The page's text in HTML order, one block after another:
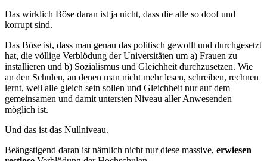
Das wirklich Böse daran ist ja nicht, dass die alle so doof und
korrupt sind.
Das Böse ist, dass man genau das politisch gewollt und durchgesetzt
hat, die völlige Verblödung der Universitäten um a) Frauen zu
installieren und b) Sozialismus und Gleichheit durchzusetzen. Wie
an den Schulen, an denen man nicht mehr lesen, schreiben, rechnen
lernt, weil alle gleich sein sollen und Gleichheit nur auf dem
gemeinsamen und damit untersten Niveau aller Anwesenden
möglich ist.
Und das ist das Nullniveau.
Beängstigend daran ist nämlich nicht nur diese massive, erwiesen